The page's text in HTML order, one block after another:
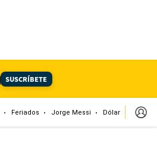
SUSCRÍBETE
Feriados Jorge Messi Dólar